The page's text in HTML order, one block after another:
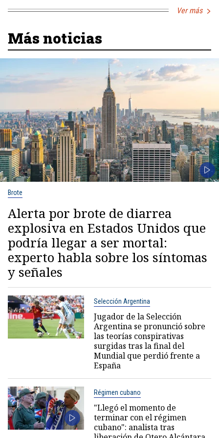
Ver más
Más noticias
Brote
Alerta por brote de diarrea
explosiva en Estados Unidos que
podría llegar a ser mortal:
experto habla sobre los síntomas
y señales
Selección Argentina
Jugador de la Selección
Argentina se pronunció sobre
las teorías conspirativas
surgidas tras la final del
Mundial que perdió frente a
España
Régimen cubano
"Llegó el momento de
terminar con el régimen
cubano": analista tras